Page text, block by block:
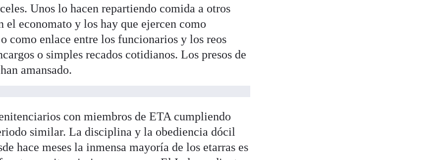
Unos lo hacen repartiendo comida a otros
el economato y los hay que ejercen como
como enlace entre los funcionarios y los reos
o simples recados cotidianos. Los presos de
amansado.
con miembros de ETA cumpliendo
similar. La disciplina y la obediencia dócil
hace meses la inmensa mayoría de los etarras es